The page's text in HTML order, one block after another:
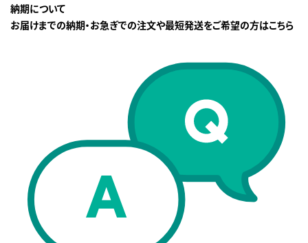
納期について
お届けまでの納期・お急ぎでの注文や最短発送をご希望の方はこちら